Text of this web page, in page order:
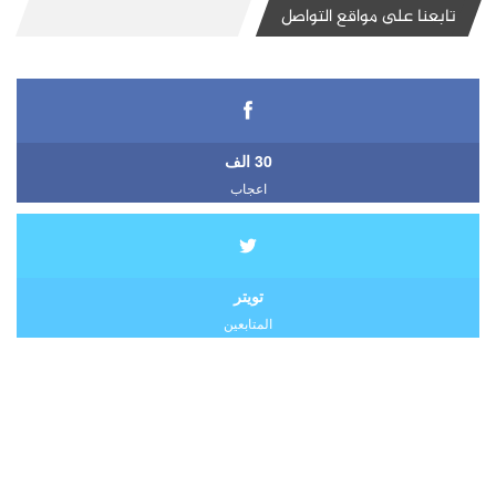
تابعنا على مواقع التواصل
30 الف
اعجاب
تويتر
المتابعين